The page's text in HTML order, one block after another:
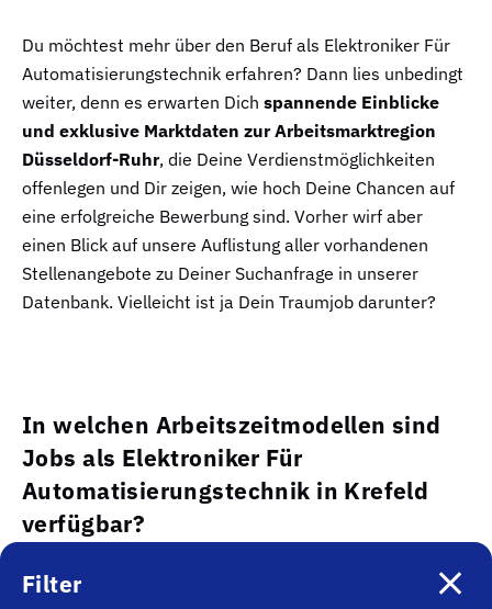
Filter
Du möchtest mehr über den Beruf als Elektroniker Für
Automatisierungstechnik erfahren? Dann lies unbedingt
weiter, denn es erwarten Dich spannende Einblicke
und exklusive Marktdaten zur Arbeitsmarktregion
Düsseldorf-Ruhr, die Deine Verdienstmöglichkeiten
offenlegen und Dir zeigen, wie hoch Deine Chancen auf
eine erfolgreiche Bewerbung sind. Vorher wirf aber
einen Blick auf unsere Auflistung aller vorhandenen
Stellenangebote zu Deiner Suchanfrage in unserer
Datenbank. Vielleicht ist ja Dein Traumjob darunter?
In welchen Arbeitszeitmodellen sind
Jobs als Elektroniker Für
Automatisierungstechnik in Krefeld
verfügbar?
Egal, ob Teilzeit, Vollzeit, Minijob oder andere